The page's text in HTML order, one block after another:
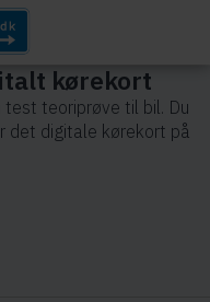
kørekort
teoriprøve til bil. Du
det digitale kørekort på